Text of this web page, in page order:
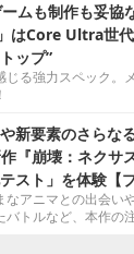
ムも制作も妥
はCore Ultra世
ップ”
じる強力スペック。
新要素のさらな
『崩壊：ネクサ
テスト」を体験【
なアニマとの出会い
バトルなど、本作の